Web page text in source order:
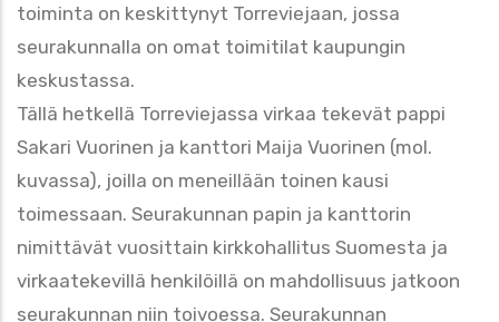
toiminta on keskittynyt Torreviejaan, jossa
seurakunnalla on omat toimitilat kaupungin
keskustassa.
Tällä hetkellä Torreviejassa virkaa tekevät pappi
Sakari Vuorinen ja kanttori Maija Vuorinen (mol.
kuvassa), joilla on meneillään toinen kausi
toimessaan. Seurakunnan papin ja kanttorin
nimittävät vuosittain kirkkohallitus Suomesta ja
virkaatekevillä henkilöillä on mahdollisuus jatkoon
seurakunnan niin toivoessa. Seurakunnan